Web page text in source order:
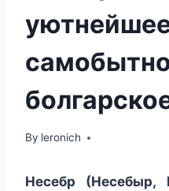
By leronich
Несебр (Несебыр,